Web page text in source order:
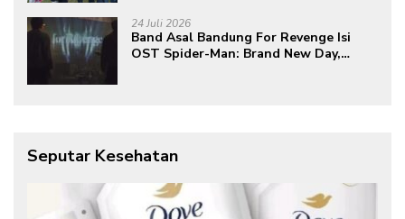
24 Juli 2026
Band Asal Bandung For Revenge Isi
OST Spider-Man: Brand New Day,
Seputar Kesehatan